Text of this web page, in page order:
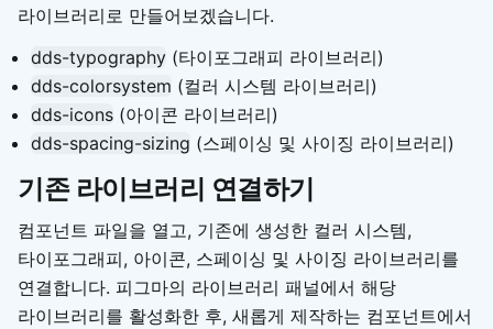
라이브러리로 만들어보겠습니다.
dds-typography (타이포그래피 라이브러리)
dds-colorsystem (컬러 시스템 라이브러리)
dds-icons (아이콘 라이브러리)
dds-spacing-sizing (스페이싱 및 사이징 라이브러리)
기존 라이브러리 연결하기
컴포넌트 파일을 열고, 기존에 생성한 컬러 시스템,
타이포그래피, 아이콘, 스페이싱 및 사이징 라이브러리를
연결합니다. 피그마의 라이브러리 패널에서 해당
라이브러리를 활성화한 후, 새롭게 제작하는 컴포넌트에서